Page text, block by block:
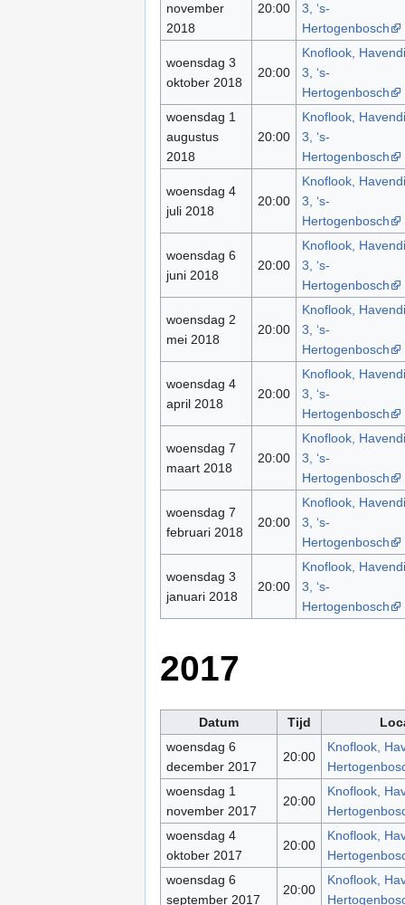
november
2018
20:00
3, ‘s-
Hertogenbosch
woensdag 3
oktober 2018
20:00
Knoflook,
3, ‘s-
Hertogenbosch
woensdag 1
augustus
2018
20:00
Knoflook,
3, ‘s-
Hertogenbosch
woensdag 4
juli 2018
20:00
Knoflook,
3, ‘s-
Hertogenbosch
woensdag 6
juni 2018
20:00
Knoflook,
3, ‘s-
Hertogenbosch
woensdag 2
mei 2018
20:00
Knoflook,
3, ‘s-
Hertogenbosch
woensdag 4
april 2018
20:00
Knoflook,
3, ‘s-
Hertogenbosch
woensdag 7
maart 2018
20:00
Knoflook,
3, ‘s-
Hertogenbosch
woensdag 7
februari 2018
20:00
Knoflook,
3, ‘s-
Hertogenbosch
woensdag 3
januari 2018
20:00
Knoflook,
3, ‘s-
Hertogenbosch
2017
Datum Tijd
woensdag 6
december 2017
20:00
Knoflook,
woensdag 1
november 2017
20:00
Knoflook,
woensdag 4
oktober 2017
20:00
Knoflook,
woensdag 6
september 2017
20:00
Knoflook,